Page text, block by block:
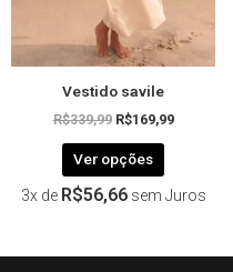
Vestido savile
R$339,99 R$169,99
Ver opções
escolhidas
na
página
do
produto
3x de R$56,66 sem Juros